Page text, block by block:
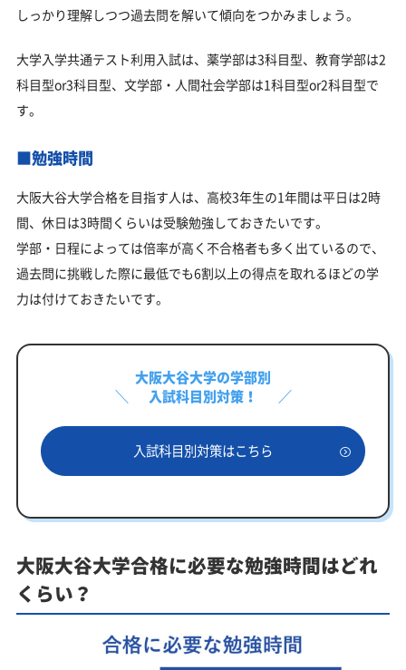
しっかり理解しつつ過去問を解いて傾向をつかみましょう。
大学入学共通テスト利用入試は、薬学部は3科目型、教育学部は2
科目型or3科目型、文学部・人間社会学部は1科目型or2科目型で
す。
■勉強時間
大阪大谷大学合格を目指す人は、高校3年生の1年間は平日は2時
間、休日は3時間くらいは受験勉強しておきたいです。
学部・日程によっては倍率が高く不合格者も多く出ているので、
過去問に挑戦した際に最低でも6割以上の得点を取れるほどの学
力は付けておきたいです。
大阪大谷大学の学部別
入試科目別対策！
入試科目別対策はこちら
大阪大谷大学合格に必要な勉強時間はどれ
くらい？